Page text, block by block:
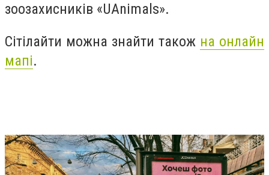
зоозахисників «UAnimals».
Сітілайти можна знайти також на онлайн
мапі.